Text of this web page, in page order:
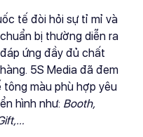
tế đòi hỏi sự tỉ mỉ và
bị thường diễn ra
ứng đầy đủ chất
5S Media đã đem
màu phù hợp yêu
hình như: Booth,